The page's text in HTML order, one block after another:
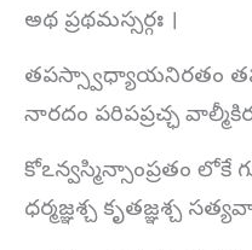
అథ ప్రథమస్సర్గః ।
తపస్స్వాధ్యాయనిరతం
నారదం పరిపప్రచ్ఛ
కోఽన్వస్మిన్సాంప్రతం లోకే
ధర్మజ్ఞశ్చ కృతజ్ఞశ్చ